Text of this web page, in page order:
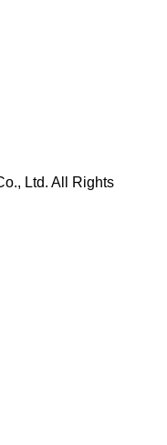
Ltd. All Rights